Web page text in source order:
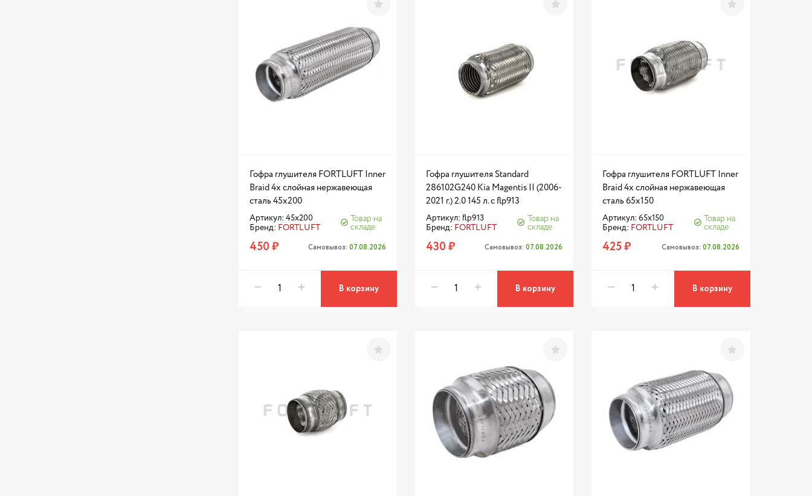
Гофра глушителя FORTLUFT Inner
Braid 4х слойная нержавеющая
сталь 45x200
Артикул: 45x200
Бренд: FORTLUFT
Товар на
складе
450 ₽ Самовывоз: 07.08.2026
В корзину
Гофра глушителя Standard
286102G240 Kia Magentis II (2006-
2021 г.) 2.0 145 л. с flp913
Артикул: flp913
Бренд: FORTLUFT
Товар на
складе
430 ₽ Самовывоз:07.08.2026
В корзину
Гофра глушителя FORTLUFT Inner
Braid 4х слойная нержавеющая
сталь 65x150
Артикул: 65x150
Бренд: FORTLUFT
Товар на
складе
425 ₽ Самовывоз: 07.08.2026
В корзину